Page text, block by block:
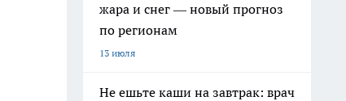
жара и снег — новый прогноз
по регионам
13 июля
Не ешьте каши на завтрак: врач